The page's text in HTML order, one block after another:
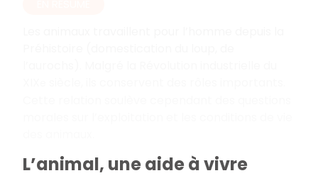
L’animal, une aide à vivre